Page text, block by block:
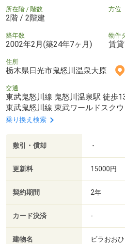
所在階 / 階数
2階 / 2階建
方位
築年数
2002年2月(築24年7ヶ月)
物件
賃
住所
栃木県日光市鬼怒川温泉大原
交通
東武鬼怒川線 鬼怒川温泉駅 徒歩
東武鬼怒川線 東武ワールドスク
乗り換え検索
敷引・償却 -
更新料 15000円
契約期間 2年
カード決済 -
建物名 ビラおお